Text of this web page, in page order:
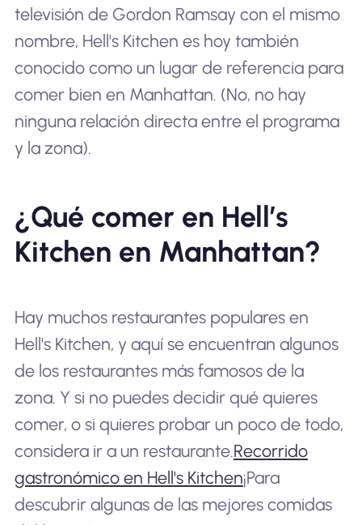
televisión de Gordon Ramsay con el mismo
nombre, Hell's Kitchen es hoy también
conocido como un lugar de referencia para
comer bien en Manhattan. (No, no hay
ninguna relación directa entre el programa
y la zona).
¿Qué comer en Hell’s
Kitchen en Manhattan?
Hay muchos restaurantes populares en
Hell's Kitchen, y aquí se encuentran algunos
de los restaurantes más famosos de la
zona. Y si no puedes decidir qué quieres
comer, o si quieres probar un poco de todo,
considera ir a un restaurante.Recorrido
gastronómico en Hell's Kitchen¡Para
descubrir algunas de las mejores comidas